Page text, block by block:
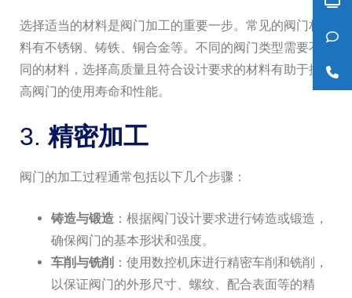
选择适当的材料是阀门加工的重要一步。常见的阀门材
料有不锈钢、铸铁、铜合金等。不同的阀门类型需要不
同的材料，选择高质量且符合设计要求的材料有助于提
高阀门的使用寿命和性能。
3. 精密加工
阀门的加工过程通常包括以下几个步骤：
铸造与锻造 ：根据阀门设计要求进行铸造或锻造，
确保阀门的基本形状和强度。
车削与铣削 ：使用数控机床进行精密车削和铣削，
以保证阀门的外形尺寸、螺纹、配合表面等的精